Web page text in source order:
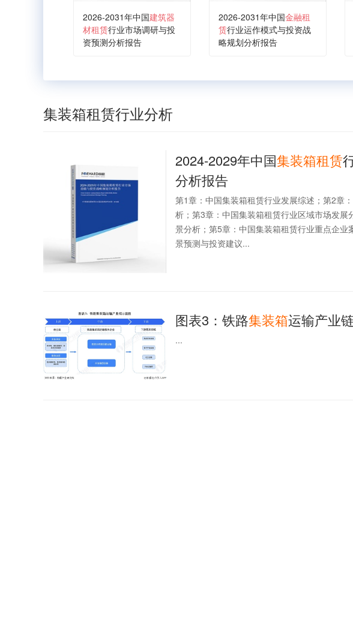
2026-2031年中国建筑器
材租赁行业市场调研与投
资预测分析报告
2026-2031年中国金融租
赁行业运作模式与投资战
略规划分析报告
集装箱租赁行业分析
2024-2029年中国集装箱租赁
分析报告
第1章：中国集装箱租赁行业发展综述；第2章
析；第3章：中国集装箱租赁行业区域市场发
景分析；第5章：中国集装箱租赁行业重点企
景预测与投资建议...
图表3：铁路集装箱运输产业
...